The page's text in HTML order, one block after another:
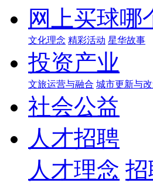
网上买球哪
文化理念 精彩活动 星华故事
投资产业
文旅运营与融合 城市更新与
社会公益
人才招聘
人才理念 招